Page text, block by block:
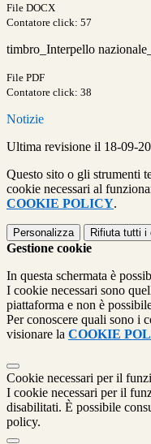
File DOCX
Contatore click: 57
timbro_Interpello
File PDF
Contatore click: 38
Notizie
Ultima revisione il 18-09-
Questo sito o gli strumenti
cookie necessari al
COOKIE POLICY.
Personalizza Rifiuta tutti i
Gestione cookie
In questa schermata è
I cookie necessari sono
piattaforma e non è
Per conoscere quali sono i
visionare la COOKIE
Cookie necessari per il
I cookie necessari per il
disabilitati. È possibile
policy.